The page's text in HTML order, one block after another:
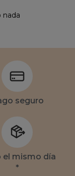
nada
seguro
el mismo día
*